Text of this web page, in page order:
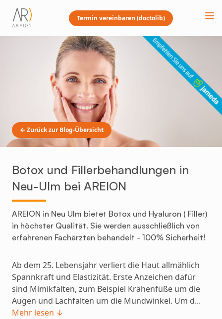
Termin vereinbaren (doctolib)
Botox und Fillerbehandlungen in
Neu-Ulm bei AREION
AREION in Neu Ulm bietet Botox und Hyaluron ( Filler)
in höchster Qualität. Sie werden ausschließlich von
erfahrenen Fachärzten behandelt - 100% Sicherheit!
← Zurück zur Blog-Übersicht
Ab dem 25. Lebensjahr verliert die Haut allmählich
Spannkraft und Elastizität. Erste Anzeichen dafür
sind Mimikfalten, zum Beispiel Krähenfüße um die
Augen und Lachfalten um die Mundwinkel. Um d...
Mehr lesen ↓